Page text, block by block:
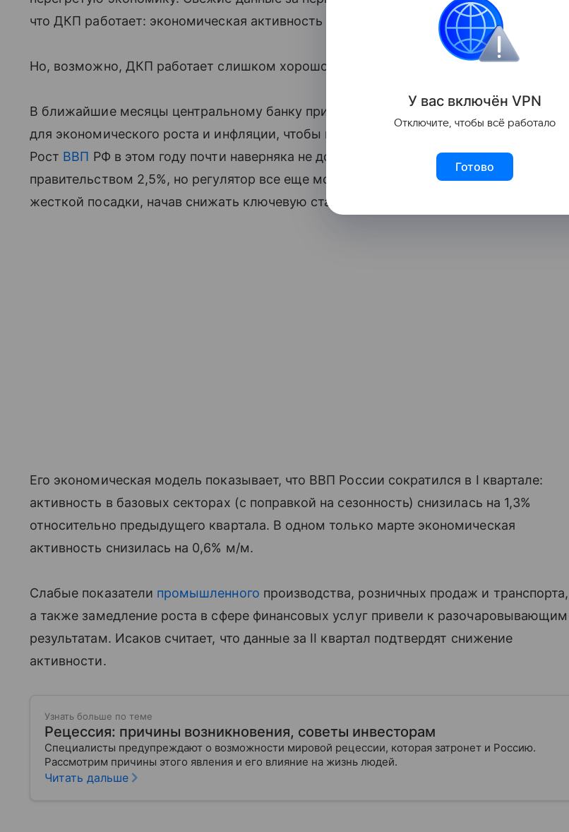
что ДКП работает: экономическая активность сократилась, а инфляция замедлилась.
Но, возможно, ДКП работает слишком хорошо, констатирует экономист агентства.
В ближайшие месяцы центральному банку придется балансировать между рисками
для экономического роста и инфляции, чтобы не довести экономику до
Рост ВВП РФ в этом году почти наверняка не достигнет прогнозируемых
правительством 2,5%, но регулятор все еще может помочь экономике избежать
жесткой посадки, начав снижать ключевую ставку во 2 квартале.
Его экономическая модель показывает, что ВВП России сократился в I квартале:
активность в базовых секторах (с поправкой на сезонность) снизилась на 1,3%
относительно предыдущего квартала. В одном только марте экономическая
активность снизилась на 0,6% м/м.
Слабые показатели промышленного производства, розничных продаж и транспорта,
а также замедление роста в сфере финансовых услуг привели к разочаровывающим
результатам. Исаков считает, что данные за II квартал подтвердят снижение
активности.
Узнать больше по теме
Рецессия: причины возникновения, советы инвесторам
Специалисты предупреждают о возможности мировой рецессии, которая затронет и Россию.
Рассмотрим причины этого явления и его влияние на жизнь людей.
Читать дальше
У вас включён VPN
Отключите, чтобы всё работало
Готово